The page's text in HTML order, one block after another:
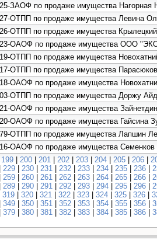
ЗАОФ по продаже имущества Нагорная
ОТПП по продаже имущества Левина
ОТПП по продаже имущества
ОАОФ по продаже имущества ООО
ОТПП по продаже имущества
ОТПП по продаже имущества
ОАОФ по продаже имущества
ОТПП по продаже имущества Доржу
ОАОФ по продаже имущества
ОАОФ по продаже имущества Гайсина
ОТПП по продаже имущества Лапшин
ОАОФ по продаже имущества Семенков
199 | 200 | 201 | 202 | 203 | 204 | 205 | 206 |
| 229 | 230 | 231 | 232 | 233 | 234 | 235 | 236 |
| 259 | 260 | 261 | 262 | 263 | 264 | 265 | 266 |
| 289 | 290 | 291 | 292 | 293 | 294 | 295 | 296 |
319 | 320 | 321 | 322 | 323 | 324 | 325 | 326 |
| 349 | 350 | 351 | 352 | 353 | 354 | 355 | 356 |
| 379 | 380 | 381 | 382 | 383 | 384 | 385 | 386 |